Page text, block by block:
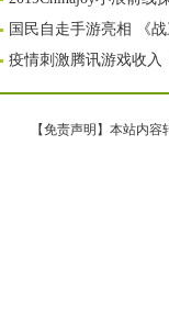
国民自走手游亮相 《
疫情刺激腾讯游戏收入
【免责声明】本站内